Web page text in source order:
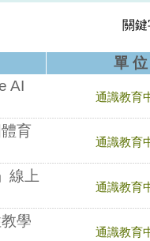
關
單 位
AI
通識教育
育
通識教育
線上
通識教育
學
通識教育